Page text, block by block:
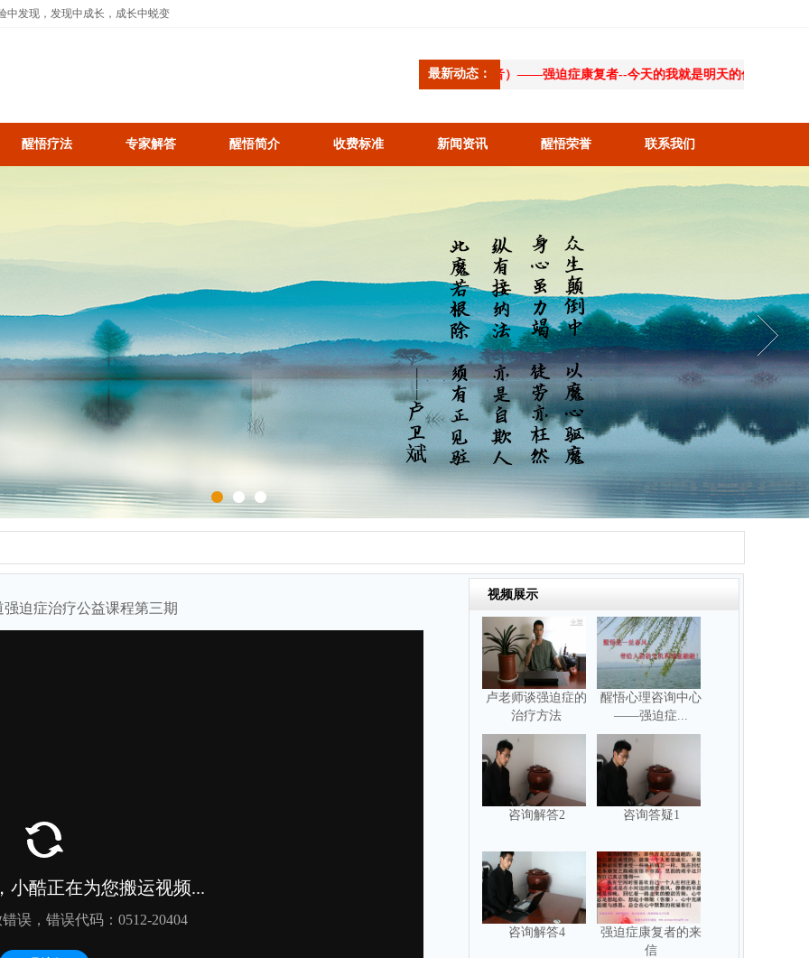
中发现，发现中成长，成长中蜕变
最新动态：
录音）——强迫症康复者--今天的我就是明天的你
醒悟疗法 专家解答 醒悟简介 收费标准 新闻资讯 醒悟荣誉 联系我们
1 2 3
迫症治疗公益课程第三期
视频展示
卢老师谈强迫症的
治疗方法
醒悟心理咨询中心
——强迫症...
咨询解答2 咨询答疑1
咨询解答4
强迫症康复者的来
信